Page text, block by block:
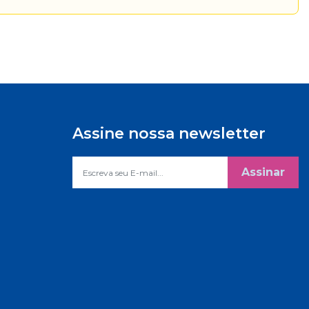
Assine nossa newsletter
Assinar